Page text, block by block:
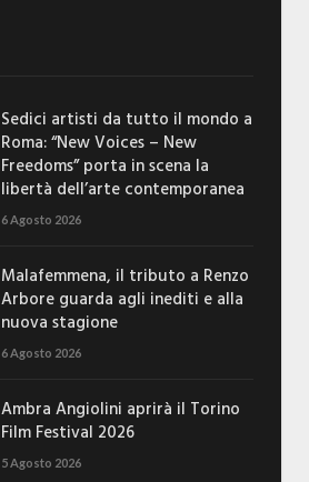
Sedici artisti da tutto il mondo a
Roma: “New Voices – New
Freedoms” porta in scena la
libertà dell’arte contemporanea
6 Agosto 2026
Malafemmena, il tributo a Renzo
Arbore guarda agli inediti e alla
nuova stagione
6 Agosto 2026
Ambra Angiolini aprirà il Torino
Film Festival 2026
5 Agosto 2026